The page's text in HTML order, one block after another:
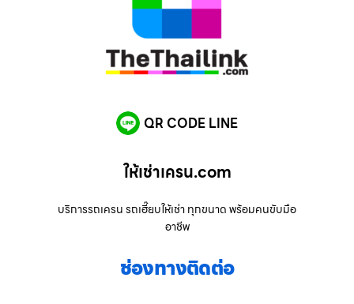
QR CODE LINE
ให้เช่าเครน.com
บริการรถเครน รถเฮี๊ยบให้เช่า ทุกขนาด พร้อมคนขับมือ
อาชีพ
ช่องทางติดต่อ